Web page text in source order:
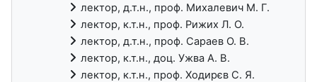
лектор, д.т.н., проф. Михалевич М. Г.
лектор, к.т.н., проф. Рижих Л. О.
лектор, д.т.н., проф. Сараев О. В.
лектор, к.т.н., доц. Ужва А. В.
лектор, к.т.н., проф. Ходирєв С. Я.